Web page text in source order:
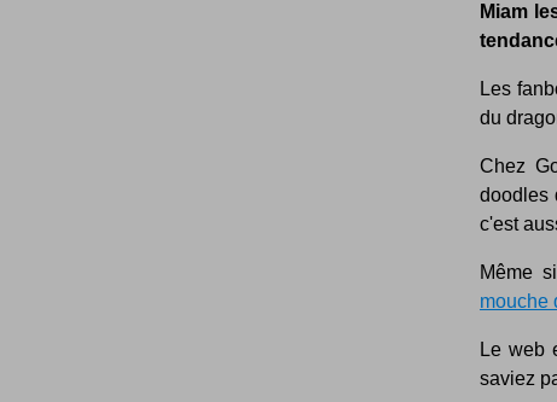
Miam
Les
du
Chez
doodles
c'est
Même
mouche
Le web
saviez